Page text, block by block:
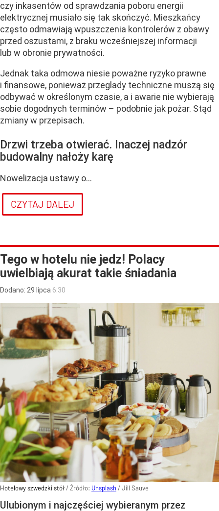
czy inkasentów od sprawdzania poboru energii
elektrycznej musiało się tak skończyć. Mieszkańcy
często odmawiają wpuszczenia kontrolerów z obawy
przed oszustami, z braku wcześniejszej informacji
lub w obronie prywatności.
Jednak taka odmowa niesie poważne ryzyko prawne
i finansowe, ponieważ przeglady techniczne muszą się
odbywać w określonym czasie, a i awarie nie wybierają
sobie dogodnych terminów – podobnie jak pożar. Stąd
zmiany w przepisach.
Drzwi trzeba otwierać. Inaczej nadzór
budowalny nałoży karę
Nowelizacja ustawy o...
CZYTAJ DALEJ
Tego w hotelu nie jedz! Polacy
uwielbiają akurat takie śniadania
Dodano: 29 lipca 6:30
Hotelowy szwedzki stół/ Źródło: Unsplash / Jill Sauve
Ulubionym i najczęściej wybieranym przez